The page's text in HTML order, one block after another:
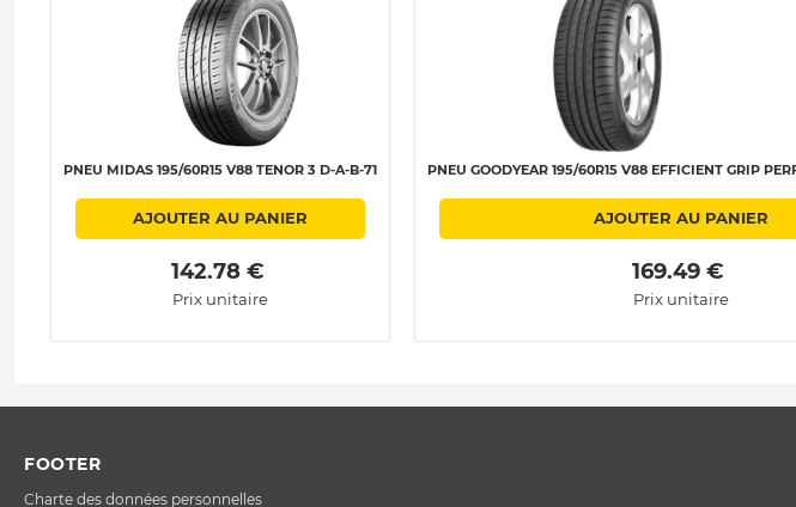
PNEU MIDAS 195/60R15 V88 TENOR 3 D-A-B-71
AJOUTER AU PANIER
142.78 €
Prix unitaire
PNEU GOODYEAR 195/60R15 V88 EFFICIENT GRIP
AJOUTER AU PANIER
169.49 €
Prix unitaire
FOOTER
Charte des données personnelles